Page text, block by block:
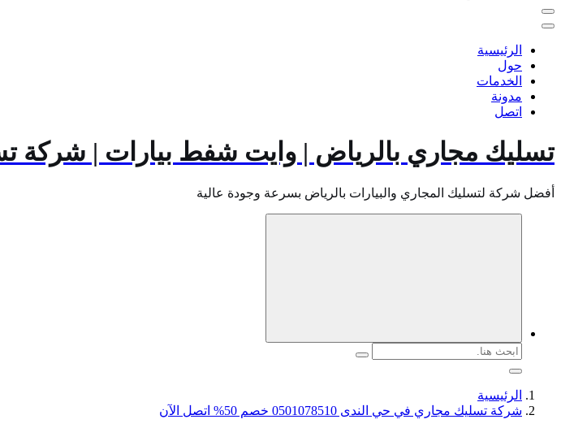
الرئيسية
حول
الخدمات
مدونة
اتصل
تسليك مجاري بالرياض | وايت شفط بيارات | شركة
أفضل شركة لتسليك المجاري والبيارات بالرياض بسرعة وجودة عالية
البحث
الرئيسية
شركة تسليك مجاري في حي الندى 0501078510 خصم 50% اتصل الآن